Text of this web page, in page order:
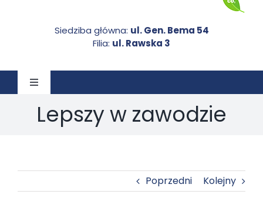
Siedziba główna: ul. Gen. Bema 54
Filia: ul. Rawska 3
Toggle
Navigation
STRONA GŁÓWNA
AKTUALNOŚCI
Lepszy w zawodzie
Poprzedni Kolejny